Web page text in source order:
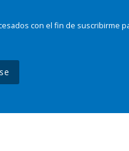
con el fin de suscribirme